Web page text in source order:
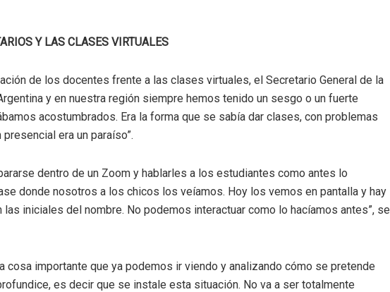
Y LAS CLASES VIRTUALES
de los docentes frente a las clases virtuales, el Secretario General de la
y en nuestra región siempre hemos tenido un sesgo o un fuerte
acostumbrados. Era la forma que se sabía dar clases, con problemas
era un paraíso”.
dentro de un Zoom y hablarles a los estudiantes como antes lo
donde nosotros a los chicos los veíamos. Hoy los vemos en pantalla y hay
iniciales del nombre. No podemos interactuar como lo hacíamos antes”, se
cosa importante que ya podemos ir viendo y analizando cómo se pretende
es decir que se instale esta situación. No va a ser totalmente